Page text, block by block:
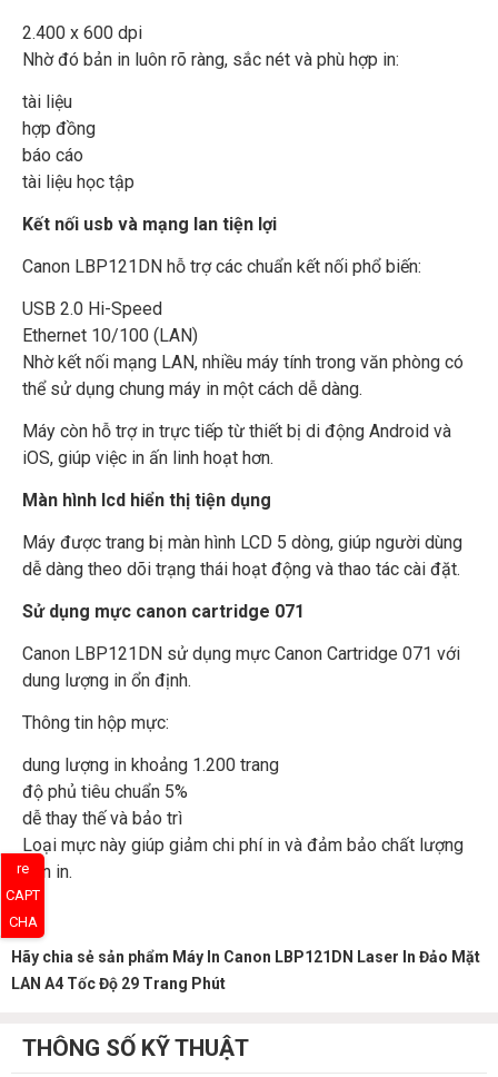
2.400 x 600 dpi
Nhờ đó bản in luôn rõ ràng, sắc nét và phù hợp in:
tài liệu
hợp đồng
báo cáo
tài liệu học tập
Kết nối usb và mạng lan tiện lợi
Canon LBP121DN hỗ trợ các chuẩn kết nối phổ biến:
USB 2.0 Hi-Speed
Ethernet 10/100 (LAN)
Nhờ kết nối mạng LAN, nhiều máy tính trong văn phòng có
thể sử dụng chung máy in một cách dễ dàng.
Máy còn hỗ trợ in trực tiếp từ thiết bị di động Android và
iOS, giúp việc in ấn linh hoạt hơn.
Màn hình lcd hiển thị tiện dụng
Máy được trang bị màn hình LCD 5 dòng, giúp người dùng
dễ dàng theo dõi trạng thái hoạt động và thao tác cài đặt.
Sử dụng mực canon cartridge 071
Canon LBP121DN sử dụng mực Canon Cartridge 071 với
dung lượng in ổn định.
Thông tin hộp mực:
dung lượng in khoảng 1.200 trang
độ phủ tiêu chuẩn 5%
dễ thay thế và bảo trì
Loại mực này giúp giảm chi phí in và đảm bảo chất lượng
bản in.
Hãy chia sẻ sản phẩm Máy In Canon LBP121DN Laser In Đảo Mặt
LAN A4 Tốc Độ 29 Trang Phút
THÔNG SỐ KỸ THUẬT
re
CAPT
CHA